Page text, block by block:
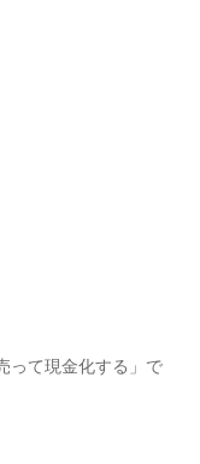
って現金化する」で